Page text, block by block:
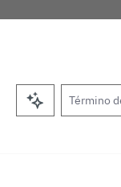
al contenido
Saltar a la
Saltar a la